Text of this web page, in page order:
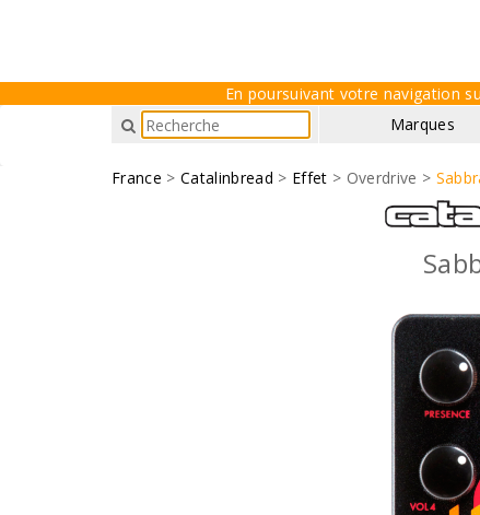
En poursuivant votre navigation
Marques
France > Catalinbread > Effet > Overdrive >